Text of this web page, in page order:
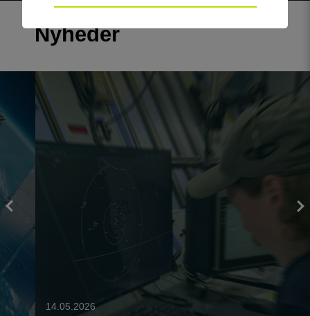
Nyheder
14.05.2026
Tekniske cookies er nødvendige for hjemmesidens
adgangskontrol samt indkøbskurv og kan derfor
Statistik
Statistik-cookies bruges til at optimere design,
brugervenlighed og effektiviteten af en
hjemmeside. Fx ved at indsamle besøgsstatistik
om antal besøg og hvordan hjemmesiden bruges.
Personaliserings-cookies (tracking-cookies)
indsamler brugerens digitale fodspor på tværs af
flere hjemmesider og registrerer, hvad brugeren
interesserer sig for/søger på for at kunne
personalisere indholdet på en hjemmeside - dvs.
vise indhold, som kan være interessant for den